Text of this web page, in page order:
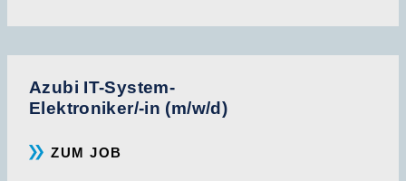
Azubi IT-System-
Elektroniker/-in (m/w/d)
ZUM JOB